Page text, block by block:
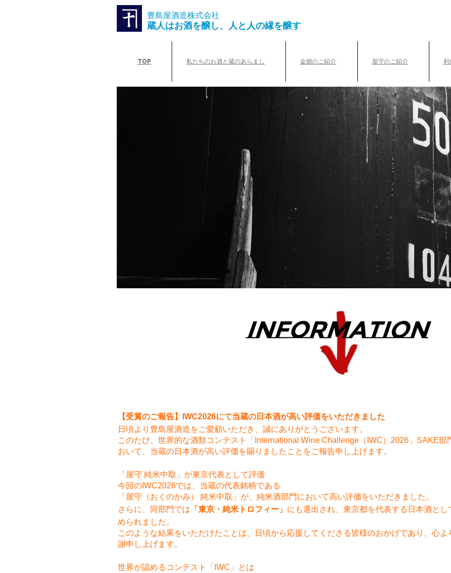
豊島屋酒造株式会社
蔵人はお酒を醸し、人と人の縁を醸す
TOP 私たちのお酒と蔵のあらまし 金婚のご紹介 屋守のご紹介 利
【受賞のご報告】IWC2026にて当蔵の日本酒が高い評価をいただきました
日頃より豊島屋酒造をご愛顧いただき、誠にありがとうございます。
このたび、世界的な酒類コンテスト「International Wine Challenge（IWC）2026」SAKE部
おいて、当蔵の日本酒が高い評価を賜りましたことをご報告申し上げます。
「屋守 純米中取」が東京代表として評価
今回のIWC2026では、当蔵の代表銘柄である
「屋守（おくのかみ） 純米中取」が、純米酒部門において高い評価をいただきました。
さらに、同部門では 「東京・純米トロフィー」 にも選出され、東京都を代表する日本酒とし
められました。
このような結果をいただけたことは、日頃から応援してくださる皆様のおかげであり、心よ
謝申し上げます。
世界が認めるコンテスト「IWC」とは